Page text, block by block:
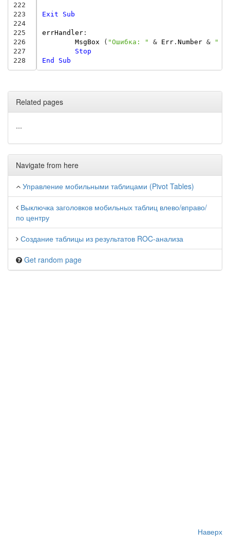
222
223
224
225
226
227
228
Exit Sub
errHandler:
MsgBox
( "Ошибка: " & Err. Number &
"
Stop
End
Sub
Related pages
...
Navigate from here
Управление мобильными таблицами (Pivot Tables)
Выключка заголовков мобильных таблиц влево/вправо/
по центру
Создание таблицы из результатов ROC-анализа
Get random page
Наверх